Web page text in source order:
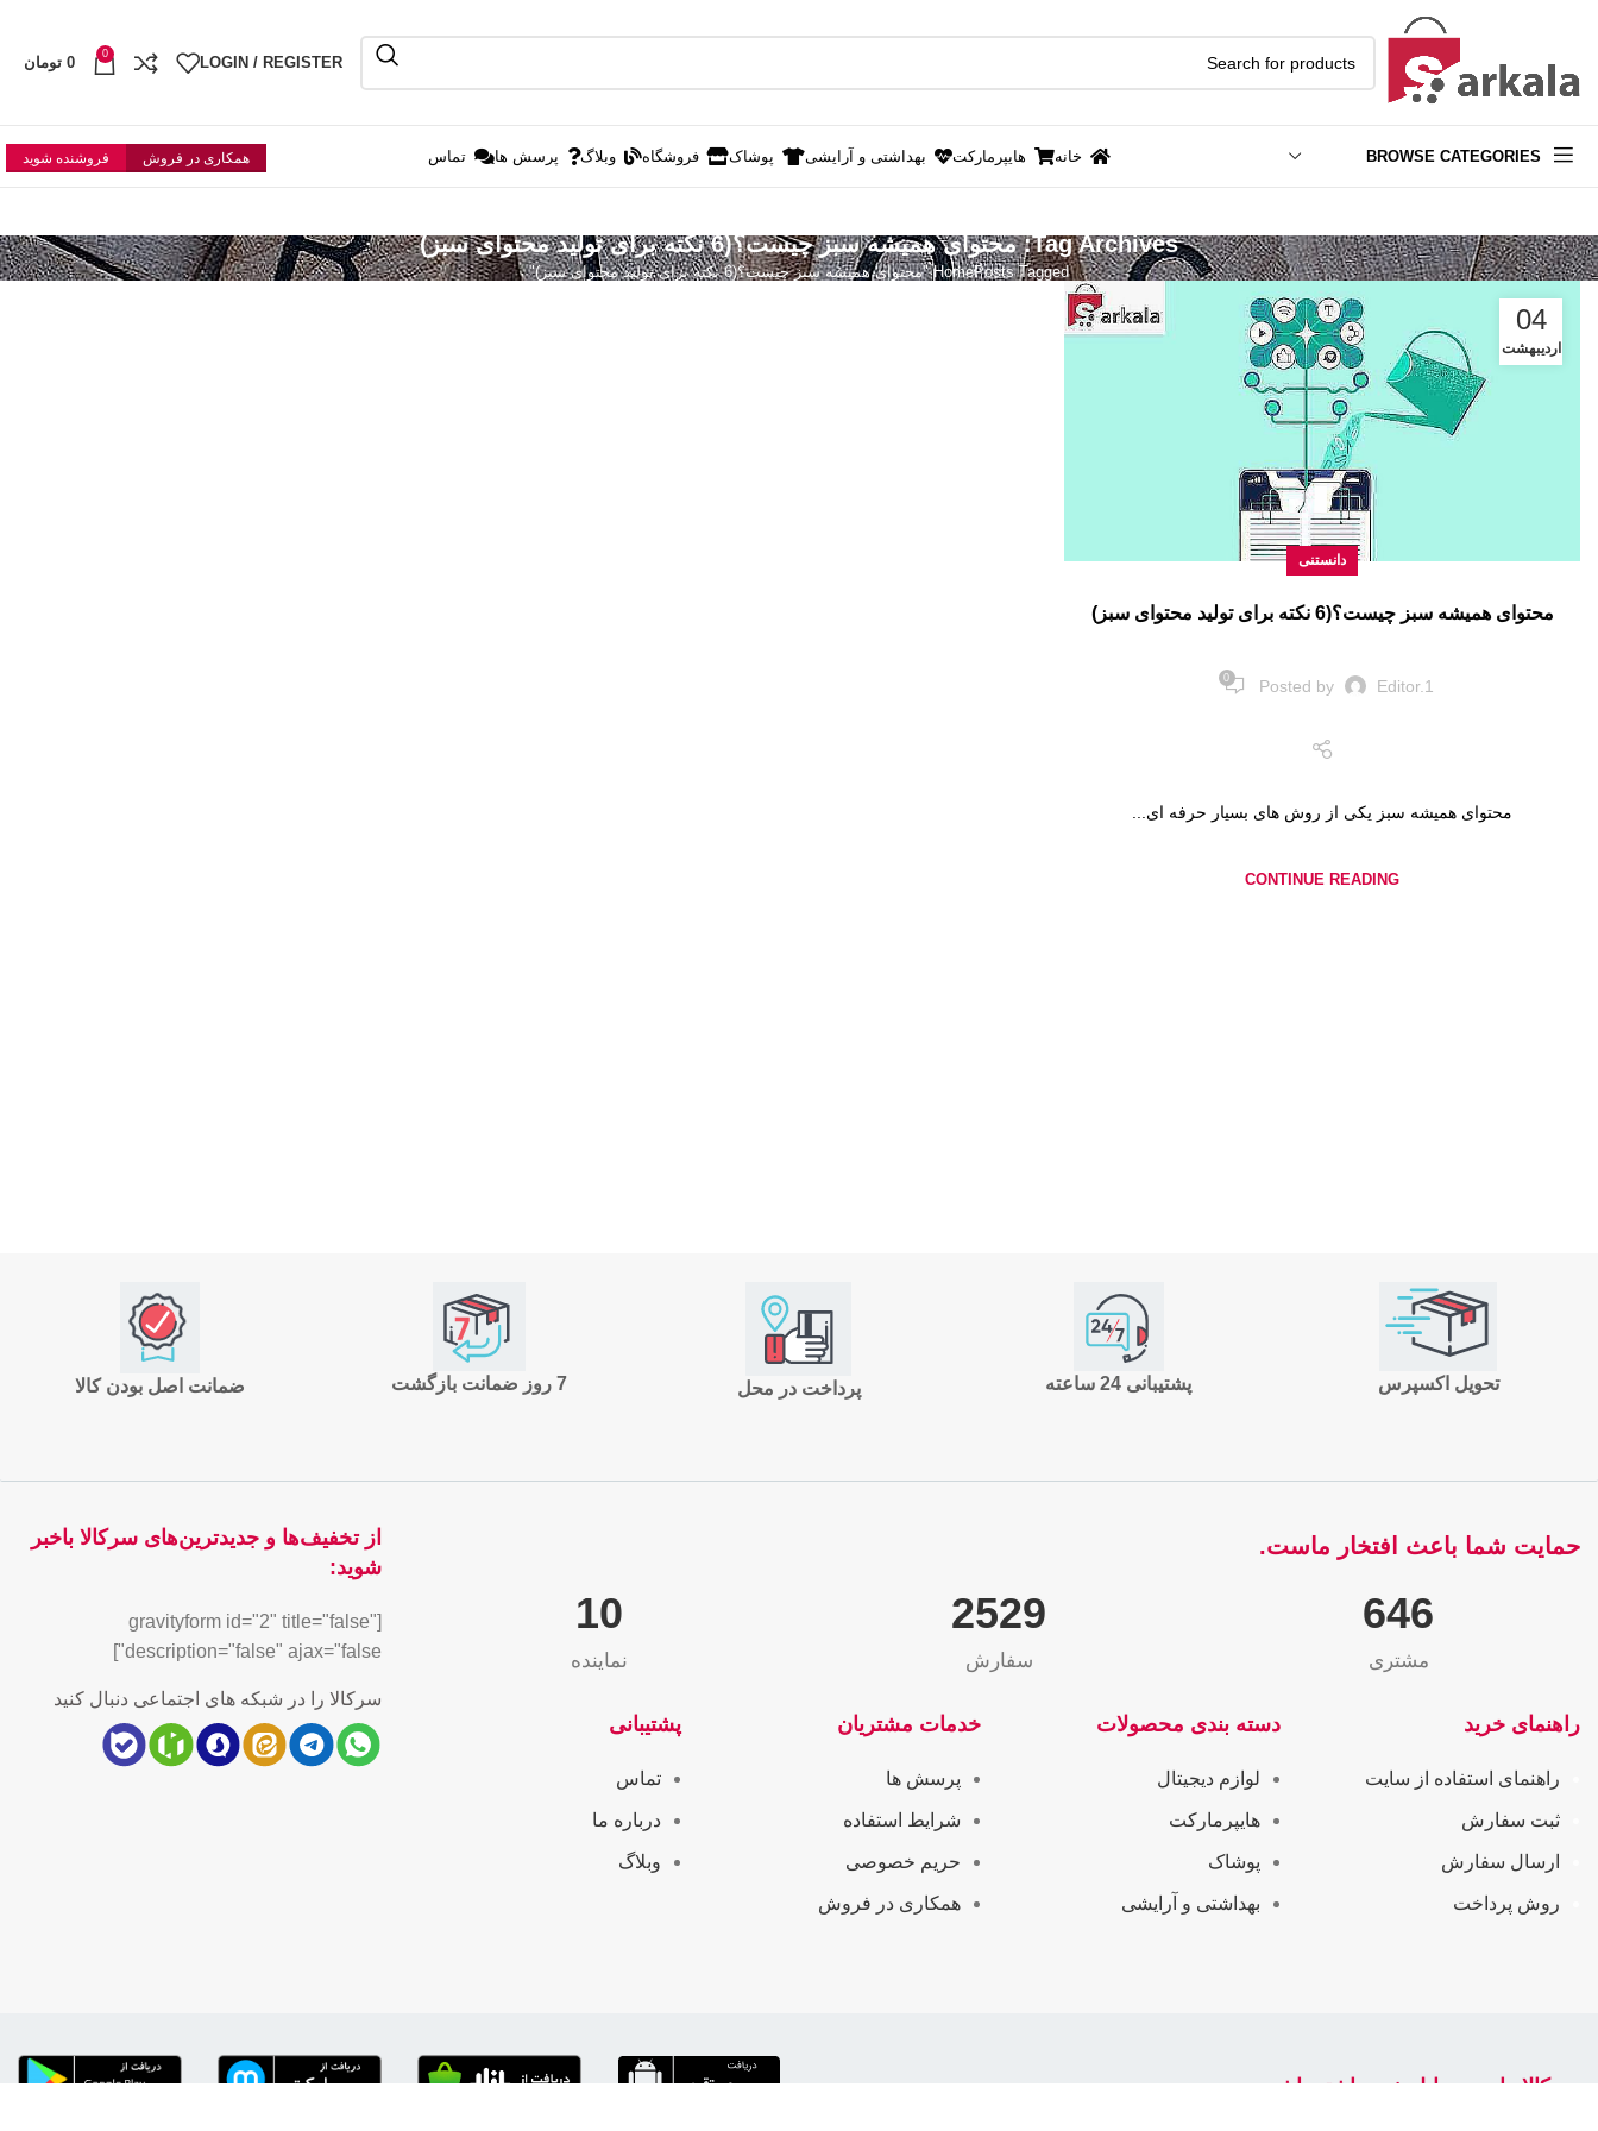
LOGIN / REGISTER
0
0 تومان
BROWSE CATEGORIES خانه هایپرمارکت بهداشتی و آرایشی پوشاک فروشگاه وبلاگ پرسش ها تماس همکاری در فروش فروشنده شوید
Tag Archives: محتوای همیشه سبز چیست؟(6 نکته برای تولید محتوای سبز)
HomePosts Tagged "محتوای همیشه سبز چیست؟(6 نکته برای تولید محتوای سبز)"
04
اردیبهشت
دانستنی
محتوای همیشه سبز چیست؟(6 نکته برای تولید محتوای سبز)
Posted by Editor.1
0
محتوای همیشه سبز یکی از روش های بسیار حرفه ای...
CONTINUE READING
ضمانت اصل بودن کالا 7 روز ضمانت بازگشت پرداخت در محل پشتیبانی 24 ساعته تحویل اکسپرس
از تخفیف‌ها و جدیدترین‌های سرکالا باخبر
شوید:
[gravityform id="2" title="false"
description="false" ajax="false"]
سرکالا را در شبکه های اجتماعی دنبال کنید
حمایت شما باعث افتخار ماست.
10
نماینده
2565
سفارش
655
مشتری
پشتیبانی
تماس
درباره ما
وبلاگ
خدمات مشتریان
پرسش ها
شرایط استفاده
حریم خصوصی
همکاری در فروش
دسته بندی محصولات
لوازم دیجیتال
هایپرمارکت
پوشاک
بهداشتی و آرایشی
راهنمای خرید
راهنمای استفاده از سایت
ثبت سفارش
ارسال سفارش
روش پرداخت
سرکالا را در موبایل خود داشته باشید